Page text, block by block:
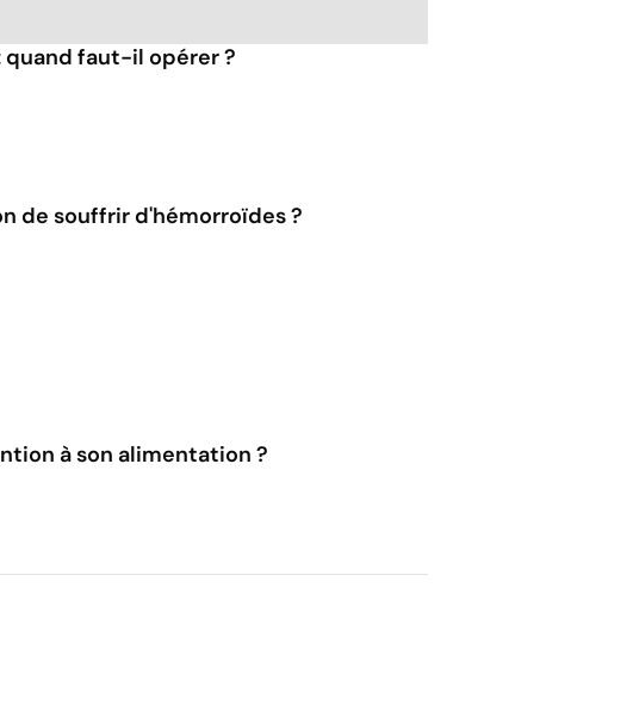
quand faut-il opérer ?
de souffrir d'hémorroïdes ?
à son alimentation ?